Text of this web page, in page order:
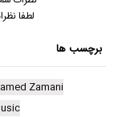
لطفا
برچسب ها
Zamani